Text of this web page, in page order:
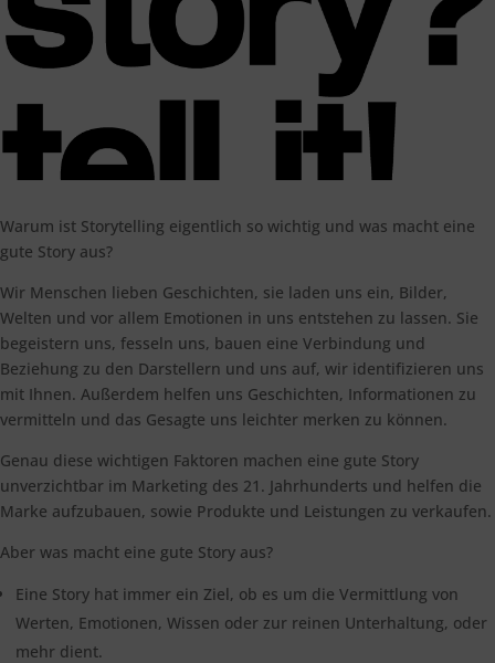
Warum ist Storytelling eigentlich so wichtig und was macht eine
gute Story aus?
Wir Menschen lieben Geschichten, sie laden uns ein, Bilder,
Welten und vor allem Emotionen in uns entstehen zu lassen. Sie
begeistern uns, fesseln uns, bauen eine Verbindung und
Beziehung zu den Darstellern und uns auf, wir identifizieren uns
mit Ihnen. Außerdem helfen uns Geschichten, Informationen zu
vermitteln und das Gesagte uns leichter merken zu können.
Genau diese wichtigen Faktoren machen eine gute Story
unverzichtbar im Marketing des 21. Jahrhunderts und helfen die
Marke aufzubauen, sowie Produkte und Leistungen zu verkaufen.
Aber was macht eine gute Story aus?
Eine Story hat immer ein Ziel, ob es um die Vermittlung von
Werten, Emotionen, Wissen oder zur reinen Unterhaltung, oder
mehr dient.